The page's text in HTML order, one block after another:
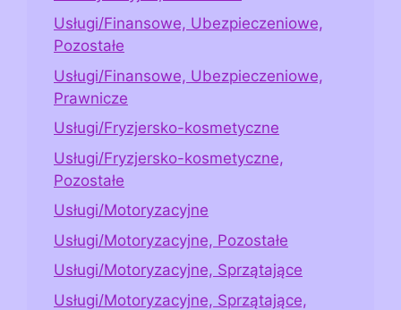
Usługi/Finansowe, Ubezpieczeniowe,
Pozostałe
Usługi/Finansowe, Ubezpieczeniowe,
Prawnicze
Usługi/Fryzjersko-kosmetyczne
Usługi/Fryzjersko-kosmetyczne,
Pozostałe
Usługi/Motoryzacyjne
Usługi/Motoryzacyjne, Pozostałe
Usługi/Motoryzacyjne, Sprzątające
Usługi/Motoryzacyjne, Sprzątające,